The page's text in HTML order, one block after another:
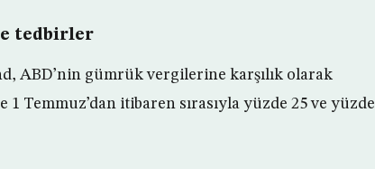
tedbirler
ABD’nin gümrük vergilerine karşılık olarak
itibaren sırasıyla yüzde 25 ve yüzde